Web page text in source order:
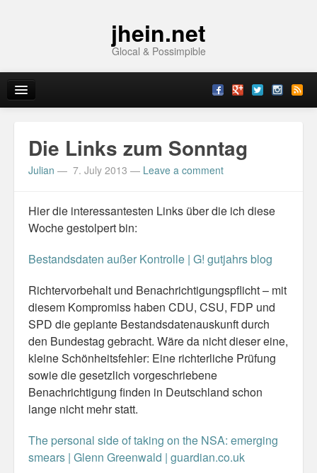
jhein.net
Glocal & Possimpible
Sitemap
Contact
Imprint
Topics
Misc
Business Server Cashflow
Design is how it works
The Others
Money Makes The World Go Round
Die Links zum Sonntag
Julian — 7. July 2013 — Leave a comment
Hier die interessantesten Links über die ich diese
Woche gestolpert bin:
Bestandsdaten außer Kontrolle | G! gutjahrs blog
Richtervorbehalt und Benachrichtigungspflicht – mit
diesem Kompromiss haben CDU, CSU, FDP und
SPD die geplante Bestandsdatenauskunft durch
den Bundestag gebracht. Wäre da nicht dieser eine,
kleine Schönheitsfehler: Eine richterliche Prüfung
sowie die gesetzlich vorgeschriebene
Benachrichtigung finden in Deutschland schon
lange nicht mehr statt.
The personal side of taking on the NSA: emerging
smears | Glenn Greenwald | guardian.co.uk